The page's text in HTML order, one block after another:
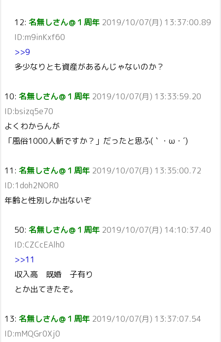
12: 名無しさん＠１周年 2019/10/07(月) 13:37:00.89
ID:m9inKxf60
>>9
多少なりとも資産があるんじゃないのか？
10: 名無しさん＠１周年 2019/10/07(月) 13:33:59.20
ID:bsizq5e70
よくわからんが
「風俗1000人斬ですか？」だったと思ふ(｀・ω・´)
11: 名無しさん＠１周年 2019/10/07(月) 13:35:00.72
ID:1doh2NOR0
年齢と性別しか出ないぞ
50: 名無しさん＠１周年 2019/10/07(月) 14:10:37.40
ID:CZCcEAlh0
>>11
収入高 既婚 子有り
とか出てきたぞ。
13: 名無しさん＠１周年 2019/10/07(月) 13:37:07.54
ID:mMQGr0Xj0